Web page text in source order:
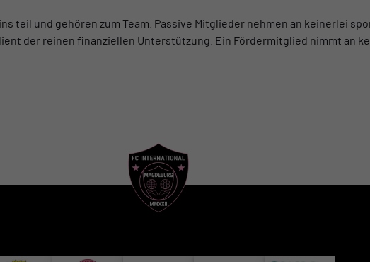
teil und gehören zum Team. Passive Mitglieder nehmen an keinerlei
der reinen finanziellen Unterstützung. Ein Fördermitglied nimmt an